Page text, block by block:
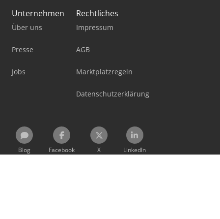
Unternehmen
Über uns
Presse
Jobs
Rechtliches
Impressum
AGB
Marktplatzregeln
Datenschutzerklärung
Blog Facebook X LinkedIn